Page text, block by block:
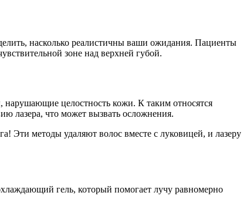
насколько реалистичны ваши ожидания. Пациенты
зоне над верхней губой.
нарушающие целостность кожи. К таким относятся
лазера, что может вызвать осложнения.
Эти методы удаляют волос вместе с луковицей, и лазеру
гель, который помогает лучу равномерно